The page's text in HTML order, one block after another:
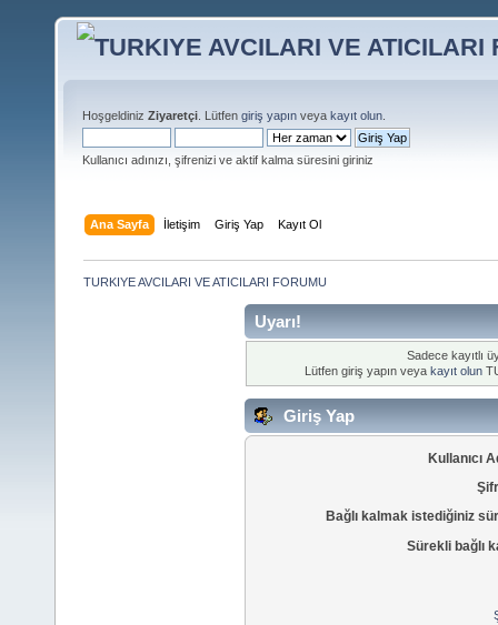
Hoşgeldiniz Ziyaretçi . Lütfen giriş yapın veya kayıt olun
Kullanıcı adınızı, şifrenizi ve aktif kalma süresini giriniz
Ana Sayfa İletişim Giriş Yap Kayıt Ol
TURKIYE AVCILARI VE ATICILARI FORUMU
Uyarı!
Sadece kayıtlı
Lütfen giriş yapın veya kayıt olun
Giriş Yap
Kullanıcı
Bağlı kalmak istediğiniz
Sürekli bağlı